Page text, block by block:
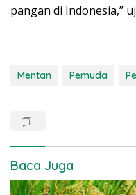
pangan di Indonesia,”
Mentan Pemuda
Baca Juga